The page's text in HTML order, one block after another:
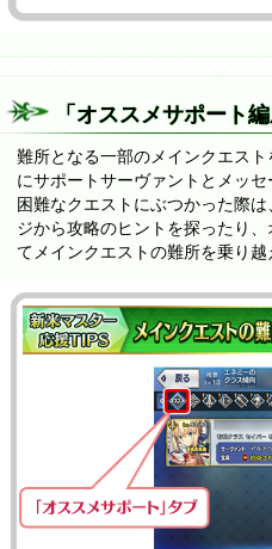
「オススメサポート
難所となる一部のメインクエス
にサポートサーヴァントとメッ
困難なクエストにぶつかった際
ジから攻略のヒントを探ったり
てメインクエストの難所を乗り